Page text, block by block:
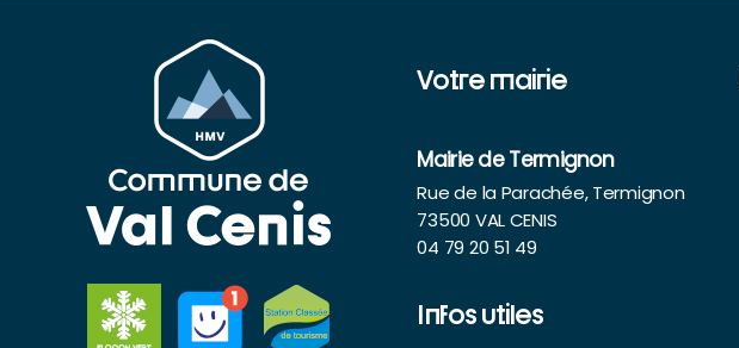
Votre mairie
Mairie de Termignon
Rue de la Parachée, Termignon
73500 VAL CENIS
04 79 20 51 49
Infos utiles